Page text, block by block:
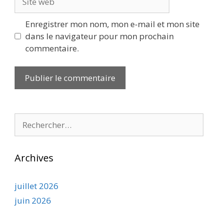
web
Enregistrer mon nom, mon e-mail et mon site
dans le navigateur pour mon prochain
commentaire.
Archives
juillet 2026
juin 2026